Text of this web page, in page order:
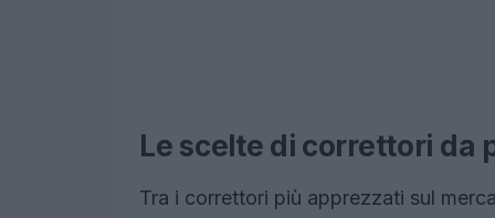
Le scelte di correttori da
Tra i correttori più apprezzati sul